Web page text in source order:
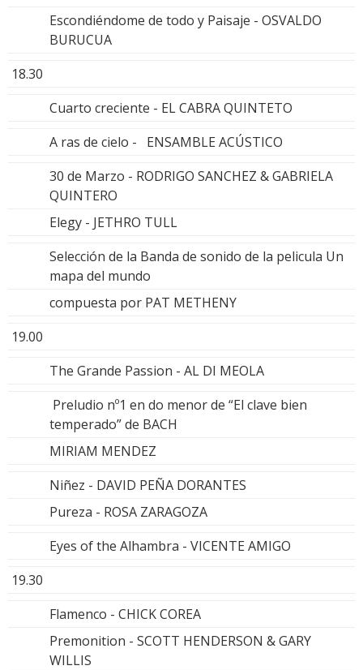
Escondiéndome de todo y Paisaje - OSVALDO
BURUCUA
18.30
Cuarto creciente - EL CABRA QUINTETO
A ras de cielo - ENSAMBLE ACÚSTICO
30 de Marzo - RODRIGO SANCHEZ & GABRIELA
QUINTERO
Elegy - JETHRO TULL
Selección de la Banda de sonido de la pelicula Un
mapa del mundo
compuesta por PAT METHENY
19.00
The Grande Passion - AL DI MEOLA
Preludio nº1 en do menor de “El clave bien
temperado” de BACH
MIRIAM MENDEZ
Niñez - DAVID PEÑA DORANTES
Pureza - ROSA ZARAGOZA
Eyes of the Alhambra - VICENTE AMIGO
19.30
Flamenco - CHICK COREA
Premonition - SCOTT HENDERSON & GARY
WILLIS